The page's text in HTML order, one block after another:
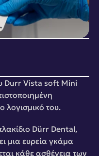
Durr Vista soft Mini
λογισμικό του.
Dürr Dental,
μια ευρεία γκάμα
κάθε ασθένεια των